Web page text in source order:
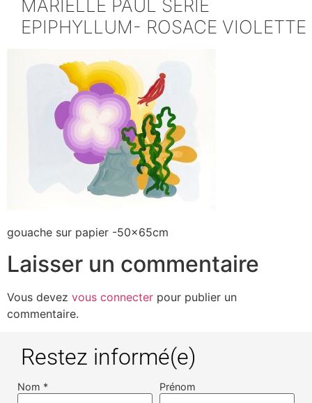
MARIELLE PAUL SERIE
EPIPHYLLUM- ROSACE VIOLETTE
gouache sur papier -50x65cm
Laisser un commentaire
Vous devez vous connecter pour publier un
commentaire.
Restez informé(e)
Nom * Prénom